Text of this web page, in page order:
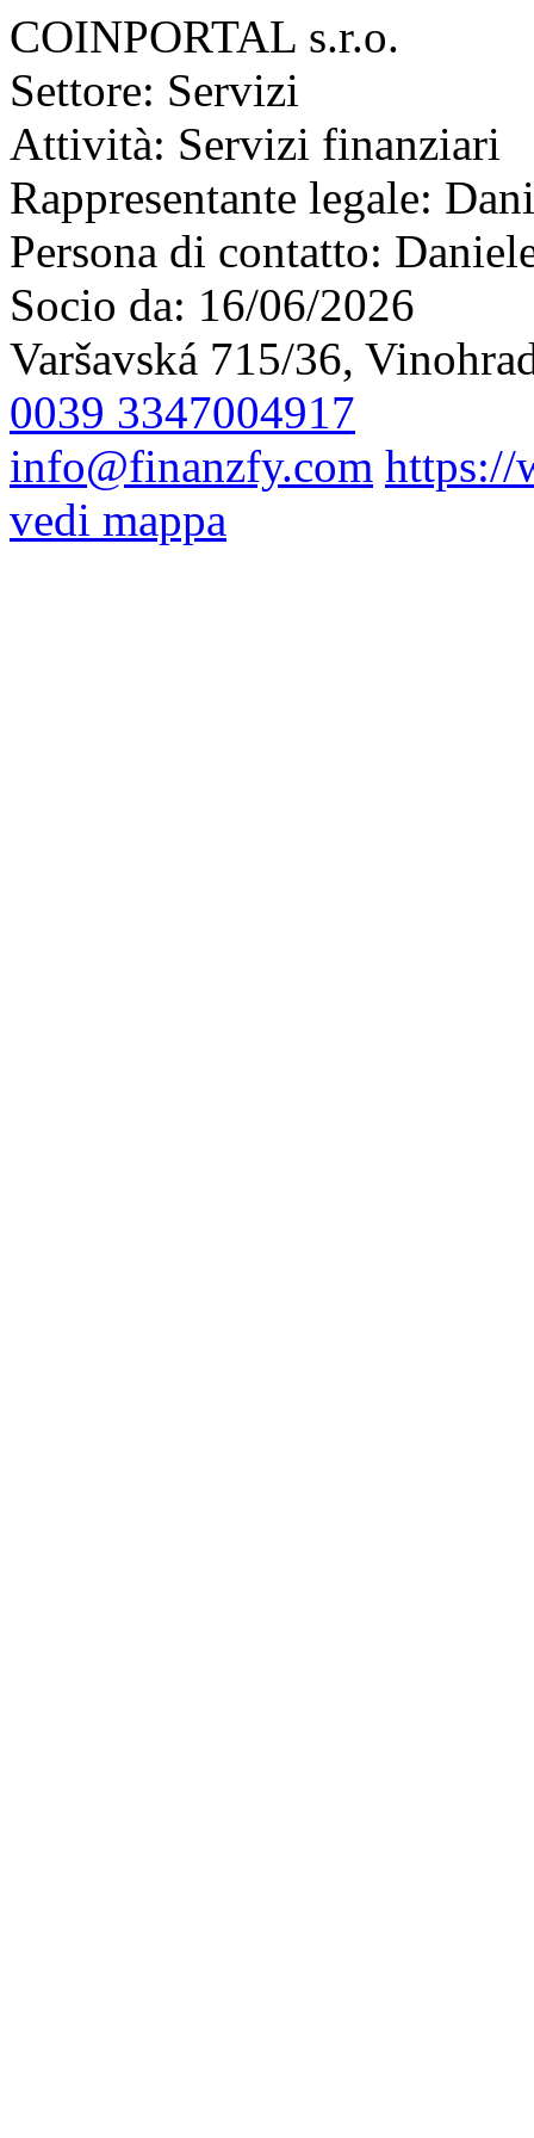
COINPORTAL s.r.o.
Settore: Servizi
Attività: Servizi finanziari
Rappresentante legale:
Persona di contatto:
Socio da: 16/06/2026
Varšavská 715/36,
0039 3347004917
info@finanzfy.com https://
vedi mappa